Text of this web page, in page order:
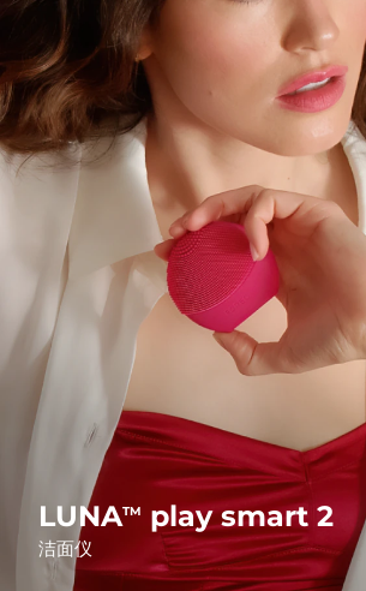
LUNATM play smart 2
洁面仪
FAQ™ Pure Beauty-Tech Elixir
issa™ Teeth Whitening Set
FAQ™ Dual LED Panel
热门产品
特别优惠 畅销产品
Français
Polski
Svenska
Türkçe
简体中文
发货国家
美国
英国
西班牙
澳大利亚 预
德国 预